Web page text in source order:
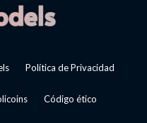
Política de Privacidad
Código ético